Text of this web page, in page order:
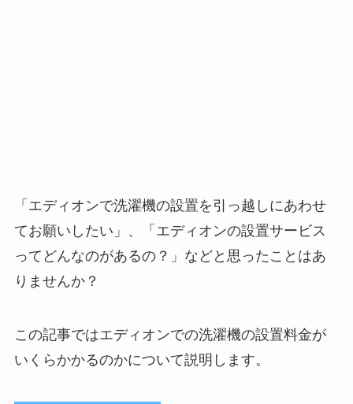
「エディオンで洗濯機の設置を引っ越しにあわせ
てお願いしたい」、「エディオンの設置サービス
ってどんなのがあるの？」などと思ったことはあ
りませんか？
この記事ではエディオンでの洗濯機の設置料金が
いくらかかるのかについて説明します。